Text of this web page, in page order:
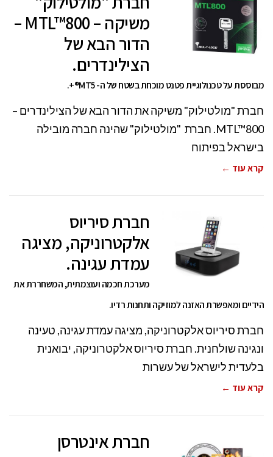
משיקה – MTL™800 –
הדור הבא של
הצילינדרים.
מבוססת על טכנולוגיית פטנט מוכחת בשטח של ה- MT5®+.
חברת "מולטילוק" משיקה את הדור הבא של הצילינדרים –
MTL™800. חברת "מולטילוק" שהינה חברה מובילה
בישראל בפיתוח
קרא עוד ←
חברת סיריוס
אלקטרוניקה, מציגה
עמדת עגינה.
מערכת חכמה ועוצמתית, המשחררת את
הידיים ומאפשרת האזנה למוזיקה ותחנות רדיו.
חברת סיריוס אלקטרוניקה, מציגה עמדת עגינה, טעינה
ונגינה שולחנית. חברת סיריוס אלקטרוניקה, יבואנית
בלעדית לישראל של עשרות
קרא עוד ←
חברת אינטרסן